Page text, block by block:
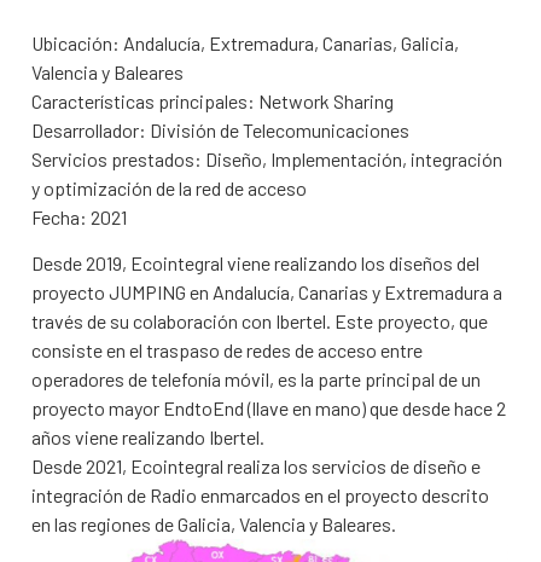
Ubicación: Andalucía, Extremadura, Canarias, Galicia,
Valencia y Baleares
Características principales: Network Sharing
Desarrollador: División de Telecomunicaciones
Servicios prestados: Diseño, Implementación, integración
y optimización de la red de acceso
Fecha: 2021
Desde 2019, Ecointegral viene realizando los diseños del
proyecto JUMPING en Andalucía, Canarias y Extremadura a
través de su colaboración con Ibertel. Este proyecto, que
consiste en el traspaso de redes de acceso entre
operadores de telefonía móvil, es la parte principal de un
proyecto mayor EndtoEnd (llave en mano) que desde hace 2
años viene realizando Ibertel.
Desde 2021, Ecointegral realiza los servicios de diseño e
integración de Radio enmarcados en el proyecto descrito
en las regiones de Galicia, Valencia y Baleares.